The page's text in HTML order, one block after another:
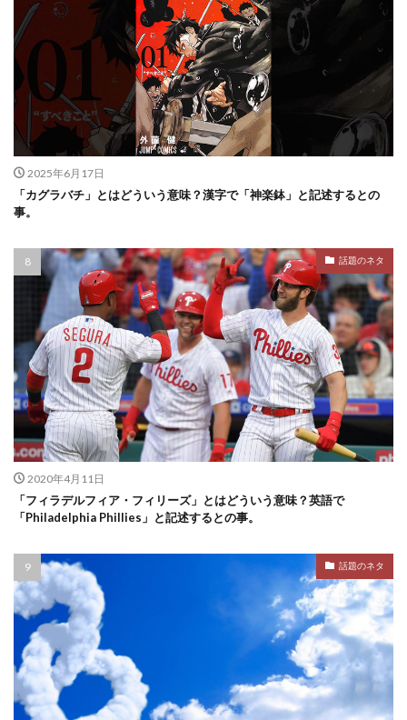
2025年6月17日
「カグラバチ」とはどういう意味？漢字で「神楽鉢」と記述するとの
事。
話題のネタ
2020年4月11日
「フィラデルフィア・フィリーズ」とはどういう意味？英語で
「Philadelphia Phillies」と記述するとの事。
話題のネタ